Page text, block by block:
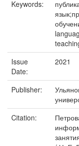
Keywords:
Issue
Date:
2021
Publisher:
Citation: